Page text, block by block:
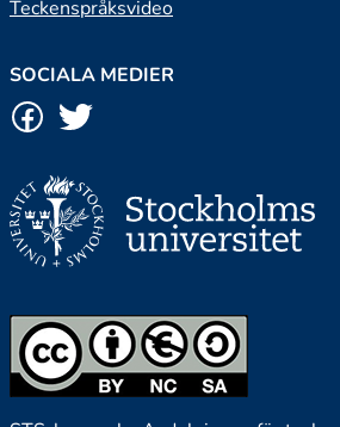
Teckenspråksvideo
SOCIALA MEDIER